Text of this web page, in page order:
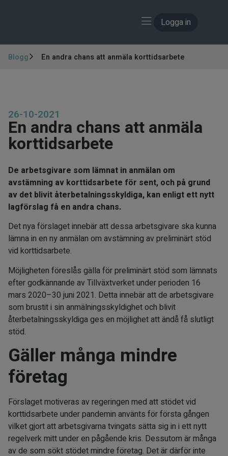
Logga in
Blogg En andra chans att anmäla korttidsarbete
26-10-2021
En andra chans att anmäla
korttidsarbete
De arbetsgivare som lämnat in anmälan om
avstämning av korttidsarbete för sent, och på grund
av det blivit återbetalningsskyldiga, kan enligt ett nytt
lagförslag få en andra chans.
Det nya förslaget innebär att dessa arbetsgivare ska kunna
lämna in en ny anmälan om avstämning av preliminärt stöd
vid korttidsarbete.
Möjligheten föreslås gälla för preliminärt stöd som lämnats
efter godkännande av Tillväxtverket under perioden 16
mars 2020–30 juni 2021. Detta innebär att de arbetsgivare
som brustit i sin anmälningsskyldighet och blivit
återbetalningsskyldiga ges en möjlighet att ändå få slutligt
stöd.
Gäller många mindre
företag
Förslaget motiveras av regeringen med att stödet vid
korttidsarbete under pandemin använts för första gången
vilket gjort att arbetsgivarna tvingats sätta sig in i ett nytt
regelverk mitt under en pågående kris. Dessutom är många
av de som sökt stödet mindre företag. Det är därför inte